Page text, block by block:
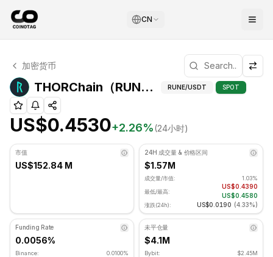
CN
THORChain 技术分析
THORChain 目前交易价格为 US$0.4530. RSI 指标为
加密货币
THORChain（RUNE）枢轴点 THORChain
RUNE/USDT SPOT
US$0.4530+2.26%(24小时)
市值
US$152.84 M
24H 成交量 & 价格区间
$1.57M
成交量/市值:
1.03%
最低/最高:
US$0.4390
US$0.4580
涨跌(24h): US$0.0190 (4.33%)
Funding Rate
0.0056%
Binance:
0.0100%
未平仓量
$4.1M
Bybit:
$2.45M